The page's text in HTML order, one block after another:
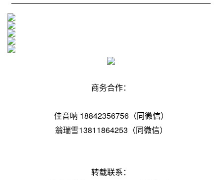
商务合作：
佳音呐 18842356756（同微信）
翁瑞雪13811864253（同微信）
转载联系：